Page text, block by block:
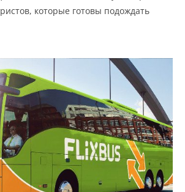
которые готовы подождать